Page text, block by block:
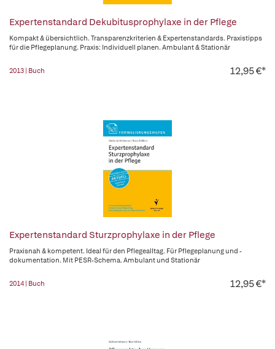
Expertenstandard Dekubitusprophylaxe in der Pflege
Kompakt & übersichtlich. Transparenzkriterien & Expertenstandards. Praxistipps
für die Pflegeplanung. Praxis: Individuell planen. Ambulant & Stationär
2013 | Buch 12,95 €*
Expertenstandard Sturzprophylaxe in der Pflege
Praxisnah & kompetent. Ideal für den Pflegealltag. Für Pflegeplanung und -
dokumentation. Mit PESR-Schema. Ambulant und Stationär
2014 | Buch 12,95 €*